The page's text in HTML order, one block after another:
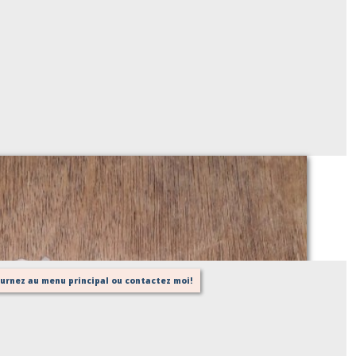
Nœud papillon en pointe LIBERTY
Sur demande
au menu principal ou contactez moi!